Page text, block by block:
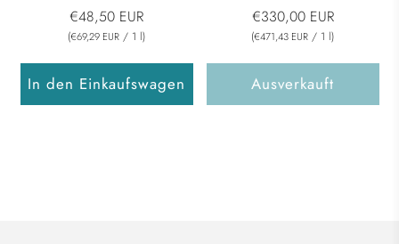
€48,50 EUR
(€69,29 EUR / 1 l)
In den Einkaufswagen
€330,00 EUR
(€471,43 EUR / 1 l)
Ausverkauft